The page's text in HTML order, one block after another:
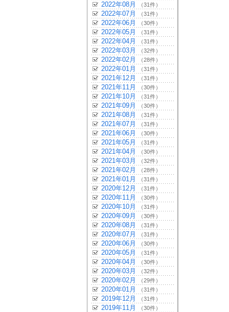
2022年08月 （31件）
2022年07月 （31件）
2022年06月 （30件）
2022年05月 （31件）
2022年04月 （31件）
2022年03月 （32件）
2022年02月 （28件）
2022年01月 （31件）
2021年12月 （31件）
2021年11月 （30件）
2021年10月 （31件）
2021年09月 （30件）
2021年08月 （31件）
2021年07月 （31件）
2021年06月 （30件）
2021年05月 （31件）
2021年04月 （30件）
2021年03月 （32件）
2021年02月 （28件）
2021年01月 （31件）
2020年12月 （31件）
2020年11月 （30件）
2020年10月 （31件）
2020年09月 （30件）
2020年08月 （31件）
2020年07月 （31件）
2020年06月 （30件）
2020年05月 （31件）
2020年04月 （30件）
2020年03月 （32件）
2020年02月 （29件）
2020年01月 （31件）
2019年12月 （31件）
2019年11月 （30件）